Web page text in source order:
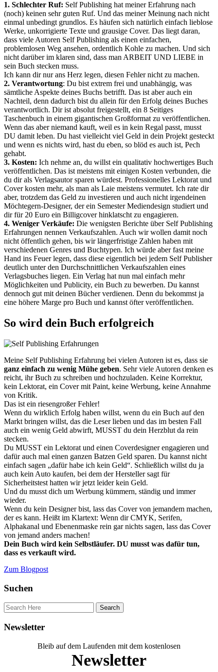
1. Schlechter Ruf: Self Publishing hat meiner Erfahrung nach
(noch) keinen sehr guten Ruf. Und das meiner Meinung nach nicht
einmal unbedingt grundlos. Es häufen sich natürlich einfach lieblose
Werke, unkorrigierte Texte und grausige Cover. Das liegt daran,
dass viele Autoren Self Publishing als einen einfachen,
problemlosen Weg ansehen, ordentlich Kohle zu machen. Und sich
nicht darüber im klaren sind, dass man ARBEIT UND LIEBE in
sein Buch stecken muss.
Ich kann dir nur ans Herz legen, diesen Fehler nicht zu machen.
2. Verantwortung: Du bist extrem frei und unabhängig, was
sämtliche Aspekte deines Buchs betrifft. Das ist aber auch ein
Nachteil, denn dadurch bist du allein für den Erfolg deines Buches
verantwortlich. Dir ist absolut freigestellt, ein 8 Seitiges
Taschenbuch in einem gigantischen Großformat zu veröffentlichen.
Wenn das aber niemand kauft, weil es in kein Regal passt, musst
DU damit leben. Du hast vielleicht viel Geld in dein Projekt gesteckt
und wenn es nichts wird, hast du eben, so blöd es auch ist, Pech
gehabt.
3. Kosten: Ich nehme an, du willst ein qualitativ hochwertiges Buch
veröffentlichen. Das ist meistens mit einigen Kosten verbunden, die
du dir als Verlagsautor sparen würdest. Professionelles Lektorat und
Cover kosten mehr, als man als Laie meistens vermutet. Ich rate dir
aber, trotzdem das Geld zu investieren und auch nicht irgendeinen
Möchtegern-Designer, der ein Semester Mediendesign studiert und
dir für 20 Euro ein Billigcover hinklatscht zu engagieren.
4. Weniger Verkäufe: Die wenigsten Berichte über Self Publishing
Erfahrungen nennen Verkaufszahlen. Auch wir wollen damit noch
nicht öffentlich gehen, bis wir längerfristige Zahlen haben mit
verschiedenen Genres und Buchtypen. Ich würde aber fast meine
Hand ins Feuer legen, dass diese eigentlich bei jedem Self Publisher
deutlich unter den Durchschnittlichen Verkaufszahlen eines
Verlagsbuches liegen. Ein Verlag hat nun mal einfach mehr
Möglichkeiten und Publicity, ein Buch zu bewerben. Du kannst
dennoch gut mit deinen Bücher verdienen. Denn du bekommst ja
eine höhere Marge pro Buch und kannst öfter veröffentlichen.
So wird dein Buch erfolgreich
Meine Self Publishing Erfahrung bei vielen Autoren ist es, dass sie
ganz einfach zu wenig Mühe geben. Sehr viele Autoren denken es
reicht, ihr Buch zu schreiben und hochzuladen. Keine Korrektur,
kein Lektorat, ein Cover mit Paint, keine Werbung, keine Annahme
von Kritik.
Das ist ein riesengroßer Fehler!
Wenn du wirklich Erfolg haben willst, wenn du ein Buch auf den
Markt bringen willst, das die Leser lieben und das im besten Fall
auch ein wenig Geld abwirft, MUSST du dein Herzblut da rein
stecken.
Du MUSST ein Lektorat und einen Coverdesigner engagieren und
dafür auch mal einen ganzen Batzen Geld sparen. Du kannst nicht
einfach sagen „dafür habe ich kein Geld“. Schließlich willst du ja
auch kein Auto kaufen, bei dem der Hersteller sagt für
Sicherheitstest hatten wir jetzt leider kein Geld.
Und du musst dich um Werbung kümmern, ständig und immer
wieder.
Wenn du kein Designer bist, lass das Cover von jemandem machen,
der es kann. Heißt im Klartext: Wenn dir CMYK, Serifen,
Alphakanal und Ebenenmaske rein gar nichts sagen, lass das Cover
von jemand anders machen!
Dein Buch wird kein Selbstläufer. DU musst was dafür tun,
dass es verkauft wird.
Zum Blogpost
Suchen
Newsletter
Bleib auf dem Laufenden mit dem kostenlosen
Newsletter